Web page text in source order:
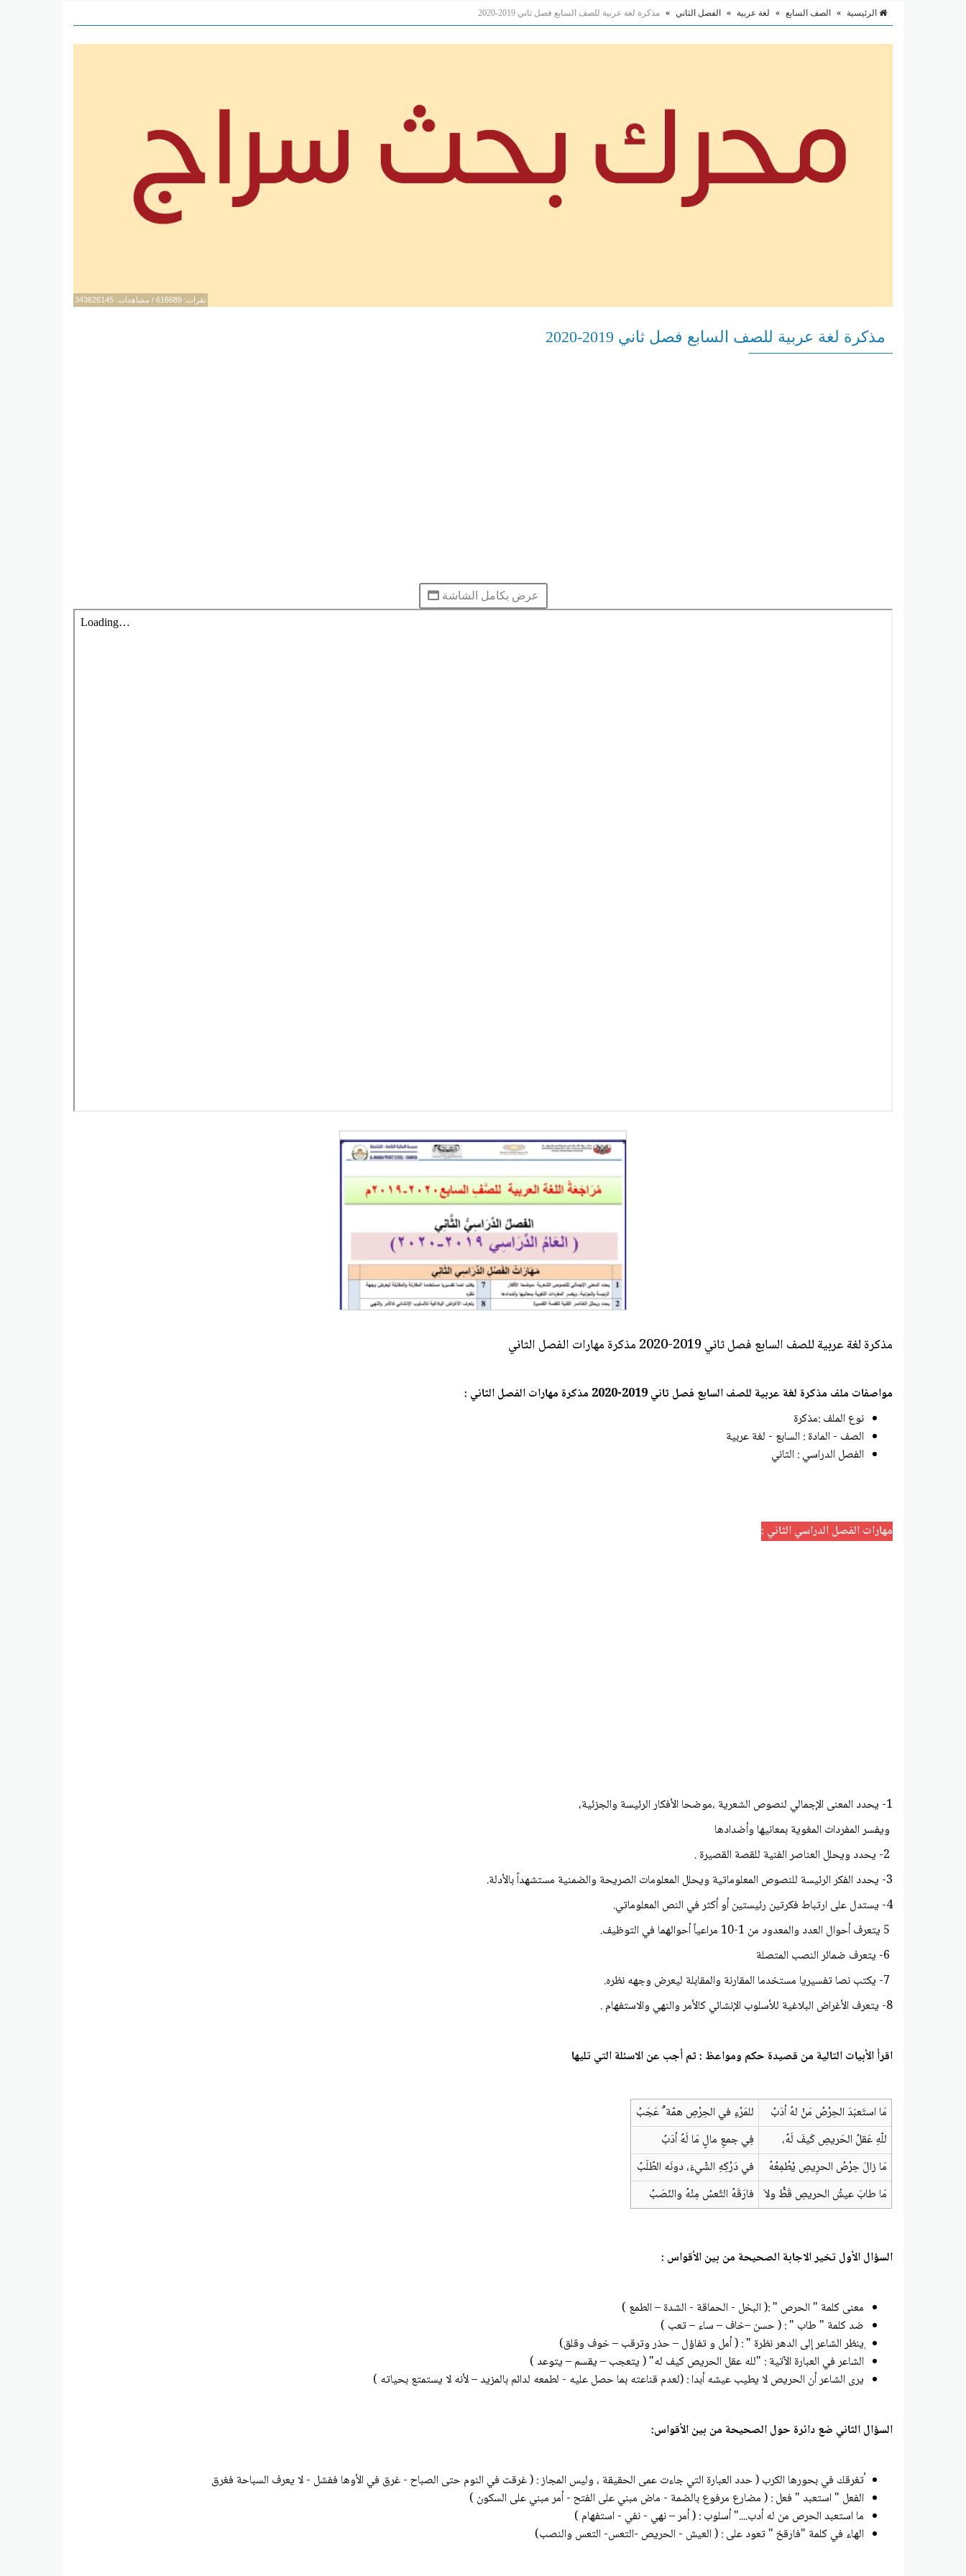
الرئيسية » الصف السابع » لغة عربية » الفصل الثاني » مذكرة لغة عربية للصف السابع فصل ثاني 2019-2020
نقرات: 616689 / مشاهدات: 343626145
مذكرة لغة عربية للصف السابع فصل ثاني 2019-2020
عرض بكامل الشاشة
مذكرة لغة عربية للصف السابع فصل ثاني 2019-2020 مذكرة مهارات الفصل الثاني
مواصفات ملف مذكرة لغة عربية للصف السابع فصل ثاني 2019-2020 مذكرة مهارات الفصل الثاني :
نوع الملف :مذكرة
الصف - المادة : السابع - لغة عربية
الفصل الدراسي : الثاني
مهارات الفصل الدراسي الثاني :
1- يحدد المعنى الإجمالي لنصوص الشعرية ،موضحا الأفكار الرئيسة والجزئية،
ويفسر المفردات المغوية بمعانيها وأضدادها
3- يحدد الفكر الرئيسة للنصوص المعلوماتية ويحلل المعلومات الصريحة والضمنية مستشهداً بالأدلة.
4- يستدل على ارتباط فكرتين رئيستين أو أكثر في النص المعلوماتي.
8- يتعرف الأغراض البلاغية للأسلوب الإنشائي كالأمر والنهي والاستفهام .
اقرأ الأبيات التالية من قصيدة حكم ومواعظ : ثم أجب عن الاسئلة التي تليها
مَا استَعبَدَ الحِرْصُ مَنْ لهُ أدَبُ
للمَرْءِ في الحِرْصِ همّة ٌ عَجَبُ
للّهِ عَقلُ الحَريصِ كَيفَ لَهُ،
فِي جمعِ مالٍ مَا لَهُ أدَبُ
مَا زالَ حِرْصُ الحرِيصِ يُطْمِعُهُ
في دَرْكِهِ الشّيءَ، دونَه الطّلَبُ
مَا طابَ عيشُ الحريصِ قَطُّ ولاَ فارَقَهُ التّعسُ مِنْهُ والنّصَبُ
السؤال الأول تخير الاجابة الصحيحة من بين الأقواس :
معنى كلمة " الحرص " :( البخل - الحماقة - الشدة – الطمع )
ضد كلمة " طاب " : ( حسن –خاف – ساء – تعب )
ٖينظر الشاعر إلى الدهر نظرة " : ( أمل و تفاؤل – حذر وترقب – خوف وقلق)
الشاعر في العبارة الآتية : "لله عقل الحريص كيف له" ( يتعجب – يقسم – يتوعد )
يرى الشاعر أن الحريص لا يطيب عيشه أبدا : (لعدم قناعته بما حصل عليه - لطمعه لدائم بالمزيد – لأنه لا يستمتع بحياته )
السؤال الثاني ضع دائرة حول الصحيحة من بين الأقواس:
ٔتغرقك في بحورها الكرب ( حدد العبارة التي جاءت عمى الحقيقة ، وليس المجاز : ( غرقت في النوم حتى الصباح - غرق في الأوها ففشل - لا يعرف السباحة فغرق
الفعل " استعبد " فعل : ( مضارع مرفوع بالضمة - ماض مبني على الفتح - أمر مبني على السكون )
ما استعبد الحرص من له أدب...." أسلوب : ( أمر – نهي - نفي - استفهام )
الهاء في كلمة "فارقخ " تعود على : ( العيش - الحريص -التعس- التعس والنصب)